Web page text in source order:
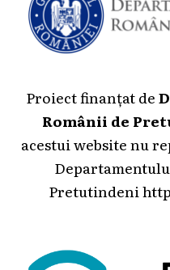
Proiect finanțat de
Românii de
acestui website nu
Pretutindeni